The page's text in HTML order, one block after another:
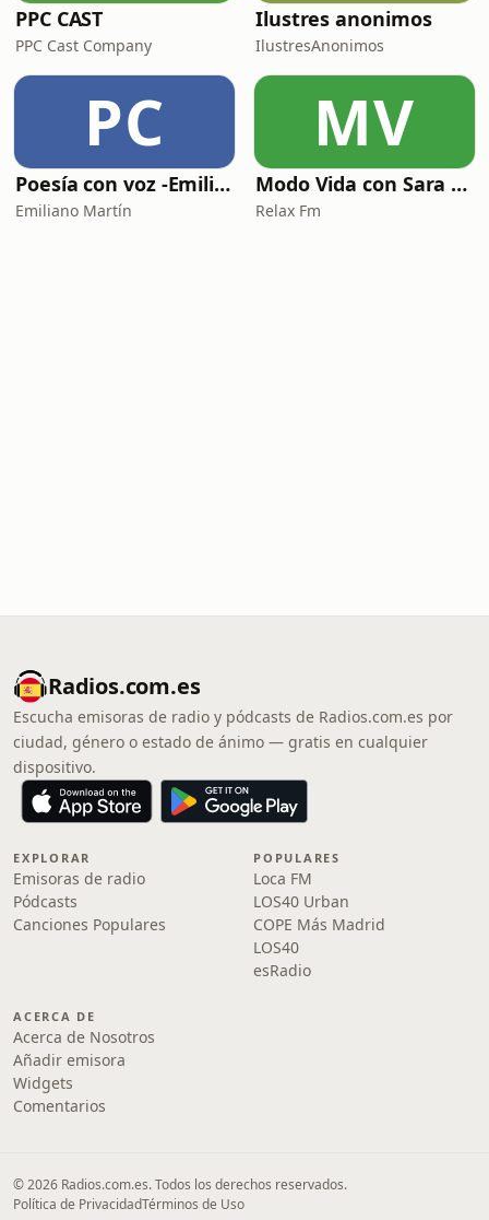
PPC CAST
PPC Cast Company
Ilustres anonimos
IlustresAnonimos
PC
Poesía con voz -Emiliano Martín- Podcasts
Emiliano Martín
MV
Modo Vida con Sara Manzaneque
Relax Fm
Radios.com.es
Escucha emisoras de radio y pódcasts de Radios.com.es por
ciudad, género o estado de ánimo — gratis en cualquier
dispositivo.
EXPLORAR
Emisoras de radio
Pódcasts
Canciones Populares
POPULARES
Loca FM
LOS40 Urban
COPE Más Madrid
LOS40
esRadio
ACERCA DE
Acerca de Nosotros
Añadir emisora
Widgets
Comentarios
© 2026 Radios.com.es. Todos los derechos reservados.
Política de PrivacidadTérminos de Uso